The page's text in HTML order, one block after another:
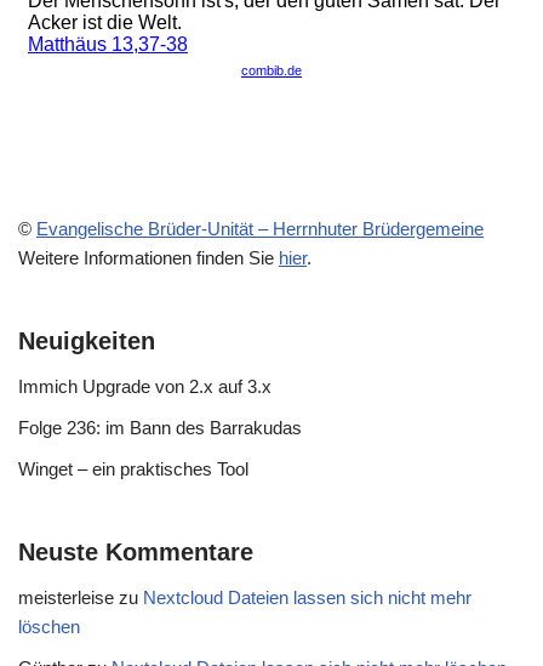
© Evangelische Brüder-Unität – Herrnhuter Brüdergemeine
Weitere Informationen finden Sie hier.
Neuigkeiten
Immich Upgrade von 2.x auf 3.x
Folge 236: im Bann des Barrakudas
Winget – ein praktisches Tool
Neuste Kommentare
meisterleise zu Nextcloud Dateien lassen sich nicht mehr
löschen